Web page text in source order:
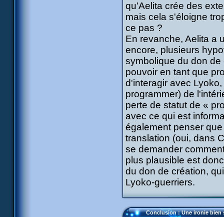
qu'Aelita crée des
mais cela s'éloigne
ce pas ?
En revanche, Aelita a
encore, plusieurs
symbolique du don
pouvoir en tant que
d'interagir avec
programmer) de
perte de statut de «
avec ce qui est
également penser
translation (oui, dans
se demander
plus plausible est
du don de création,
Lyoko-guerriers.
Conclusion : Une ironie bien